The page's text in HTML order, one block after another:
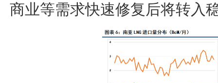
商业等需求快速修复后将转入